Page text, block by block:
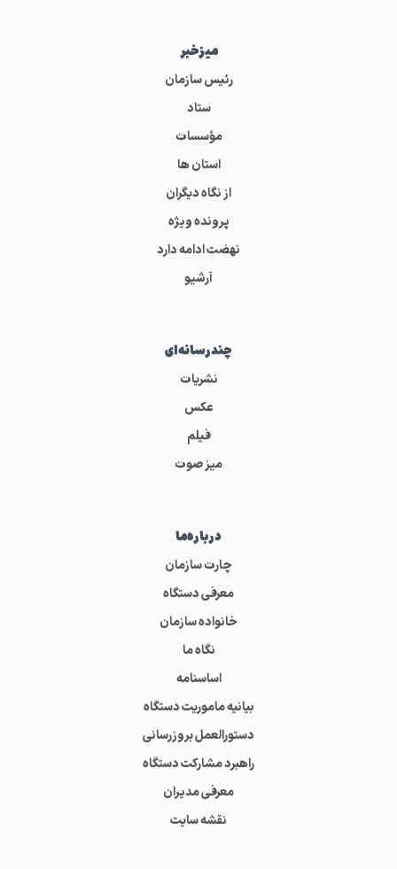
میز‌خبر
رئیس سازمان
ستاد
مؤسسات
استان ها
از نگاه دیگران
پرونده ویژه
نهضت ادامه دارد
آرشیو
چندرسانه‌ای
نشریات
عکس
فیلم
میز صوت
درباره‌ما
چارت سازمان
معرفی دستگاه
خانواده سازمان
نگاه ما
اساسنامه
بیانیه ماموریت دستگاه
دستورالعمل بروزرسانی
راهبرد مشارکت دستگاه
معرفی مدیران
نقشه سایت